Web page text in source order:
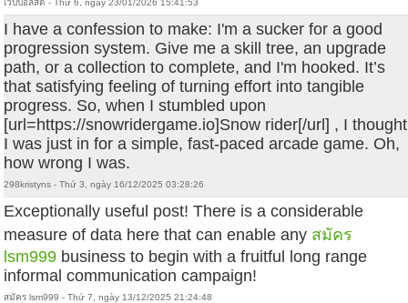
เว็บบอลสด - Thứ 6, ngày 23/01/2026 15:41:53
I have a confession to make: I'm a sucker for a good
progression system. Give me a skill tree, an upgrade
path, or a collection to complete, and I'm hooked. It’s
that satisfying feeling of turning effort into tangible
progress. So, when I stumbled upon
[url=https://snowridergame.io]Snow rider[/url] , I thought
I was just in for a simple, fast-paced arcade game. Oh,
how wrong I was.
298kristyns - Thứ 3, ngày 16/12/2025 03:28:26
Exceptionally useful post! There is a considerable
measure of data here that can enable any สมัคร
lsm999 business to begin with a fruitful long range
informal communication campaign!
สมัคร lsm999 - Thứ 7, ngày 13/12/2025 21:24:48